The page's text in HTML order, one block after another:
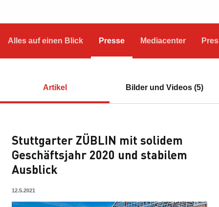
Alles auf einen Blick Presse Mediacenter
Artikel Bilder und Videos (5)
Stuttgarter ZÜBLIN mit solidem
Geschäftsjahr 2020 und stabilem
Ausblick
12.5.2021